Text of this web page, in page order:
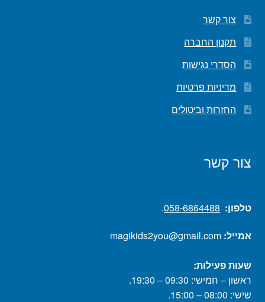
צור קשר
תקנון החברה
הסדרי נגישות
מדיניות פרטיות
החזרות וביטולים
צור קשר
טלפון: 058-6864488
.
אמייל:
שעות פעילות:
ראשון – חמישי: 09:30 – 19:30.
שישי: 08:00 – 15:00.